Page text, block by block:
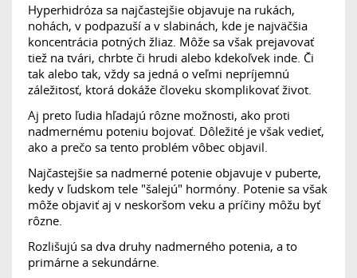
Hyperhidróza sa najčastejšie objavuje na rukách,
nohách, v podpazuší a v slabinách, kde je najväčšia
koncentrácia potných žliaz. Môže sa však prejavovať
tiež na tvári, chrbte či hrudi alebo kdekoľvek inde. Či
tak alebo tak, vždy sa jedná o veľmi nepríjemnú
záležitosť, ktorá dokáže človeku skomplikovať život.
Aj preto ľudia hľadajú rôzne možnosti, ako proti
nadmernému poteniu bojovať. Dôležité je však vedieť,
ako a prečo sa tento problém vôbec objavil.
Najčastejšie sa nadmerné potenie objavuje v puberte,
kedy v ľudskom tele "šalejú" hormóny. Potenie sa však
môže objaviť aj v neskoršom veku a príčiny môžu byť
rôzne.
Rozlišujú sa dva druhy nadmerného potenia, a to
primárne a sekundárne.